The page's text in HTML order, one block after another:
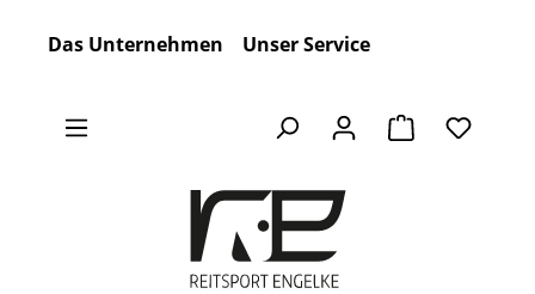
Das Unternehmen Unser Service
Warenkorb